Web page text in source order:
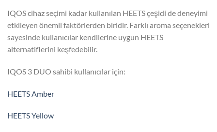
IQOS cihaz seçimi kadar kullanılan HEETS çeşidi de deneyimi
etkileyen önemli faktörlerden biridir. Farklı aroma seçenekleri
sayesinde kullanıcılar kendilerine uygun HEETS
alternatiflerini keşfedebilir.
IQOS 3 DUO sahibi kullanıcılar için:
HEETS Amber
HEETS Yellow